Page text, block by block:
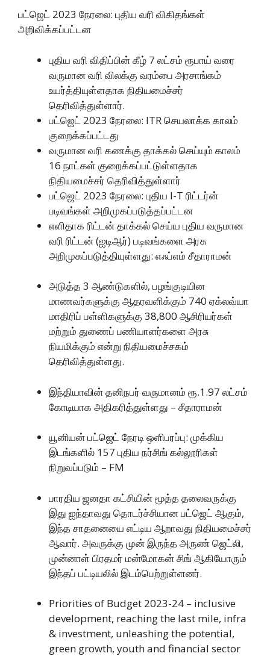
பட்ஜெட் 2023 நேரலை: புதிய வரி விகிதங்கள்
அறிவிக்கப்பட்டன
புதிய வரி விதிப்பின் கீழ் 7 லட்சம் ரூபாய் வரை
வருமான வரி விலக்கு வரம்பை அரசாங்கம்
உயர்த்தியுள்ளதாக நிதியமைச்சர்
தெரிவித்துள்ளார்.
பட்ஜெட் 2023 நேரலை: ITR செயலாக்க காலம்
குறைக்கப்பட்டது
வருமான வரி கணக்கு தாக்கல் செய்யும் காலம்
16 நாட்கள் குறைக்கப்பட்டுள்ளதாக
நிதியமைச்சர் தெரிவித்துள்ளார்
பட்ஜெட் 2023 நேரலை: புதிய I-T ரிட்டர்ன்
படிவங்கள் அறிமுகப்படுத்தப்பட்டன
எளிதாக ரிட்டன் தாக்கல் செய்ய புதிய வருமான
வரி ரிட்டன் (ஐடிஆர்) படிவங்களை அரசு
அறிமுகப்படுத்தியுள்ளது: எஃப்எம் சீதாராமன்
அடுத்த 3 ஆண்டுகளில், பழங்குடியின
மாணவர்களுக்கு ஆதரவளிக்கும் 740 ஏக்லவ்யா
மாதிரிப் பள்ளிகளுக்கு 38,800 ஆசிரியர்கள்
மற்றும் துணைப் பணியாளர்களை அரசு
நியமிக்கும் என்று நிதியமைச்சகம்
தெரிவித்துள்ளது.
இந்தியாவின் தனிநபர் வருமானம் ரூ.1.97 லட்சம்
கோடியாக அதிகரித்துள்ளது – சீதாராமன்
யூனியன் பட்ஜெட் நேரடி ஒளிபரப்பு: முக்கிய
இடங்களில் 157 புதிய நர்சிங் கல்லூரிகள்
நிறுவப்படும் – FM
பாரதிய ஜனதா கட்சியின் மூத்த தலைவருக்கு
இது ஐந்தாவது தொடர்ச்சியான பட்ஜெட் ஆகும்,
இந்த சாதனையை எட்டிய ஆறாவது நிதியமைச்சர்
ஆவார். அவருக்கு முன் இருந்த அருண் ஜெட்லி,
முன்னாள் பிரதமர் மன்மோகன் சிங் ஆகியோரும்
இந்தப் பட்டியலில் இடம்பெற்றுள்ளனர்.
Priorities of Budget 2023-24 – inclusive
development, reaching the last mile, infra
& investment, unleashing the potential,
green growth, youth and financial sector